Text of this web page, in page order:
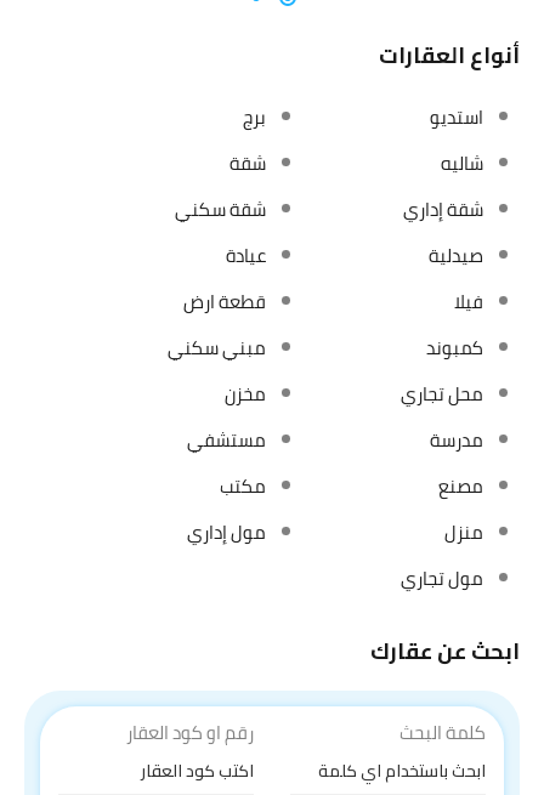
أنواع العقارات
استديو
برج
شاليه
شقة
شقة إداري
شقة سكني
صيدلية
عيادة
فيلا
قطعة ارض
كمبوند
مبني سكني
محل تجاري
مخزن
مدرسة
مستشفي
مصنع
مكتب
منزل
مول إداري
مول تجاري
ابحث عن عقارك
كلمة البحث رقم او كود العقار